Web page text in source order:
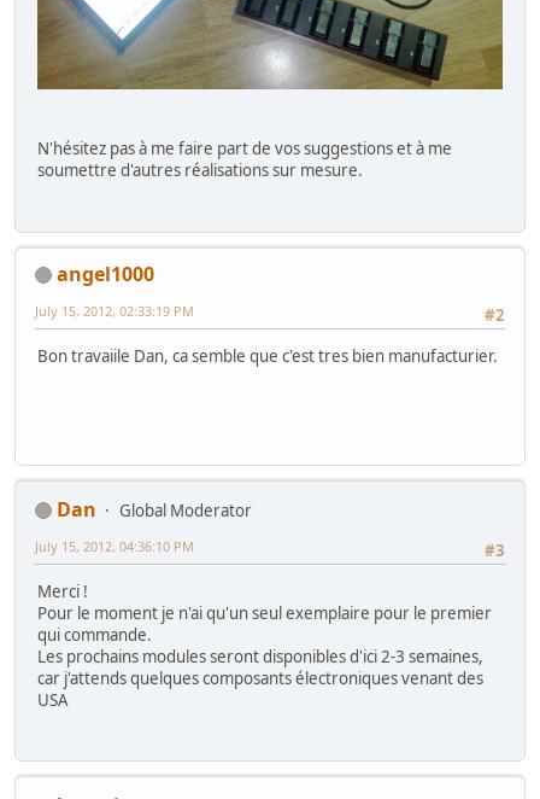
N'hésitez pas à me faire part de vos suggestions et à me
soumettre d'autres réalisations sur mesure.
angel1000
#2
July 15, 2012, 02:33:19 PM
Bon travaiile Dan, ca semble que c'est tres bien manufacturier.
Dan
Global Moderator
#3
July 15, 2012, 04:36:10 PM
Merci !
Pour le moment je n'ai qu'un seul exemplaire pour le premier
qui commande.
Les prochains modules seront disponibles d'ici 2-3 semaines,
car j'attends quelques composants électroniques venant des
USA